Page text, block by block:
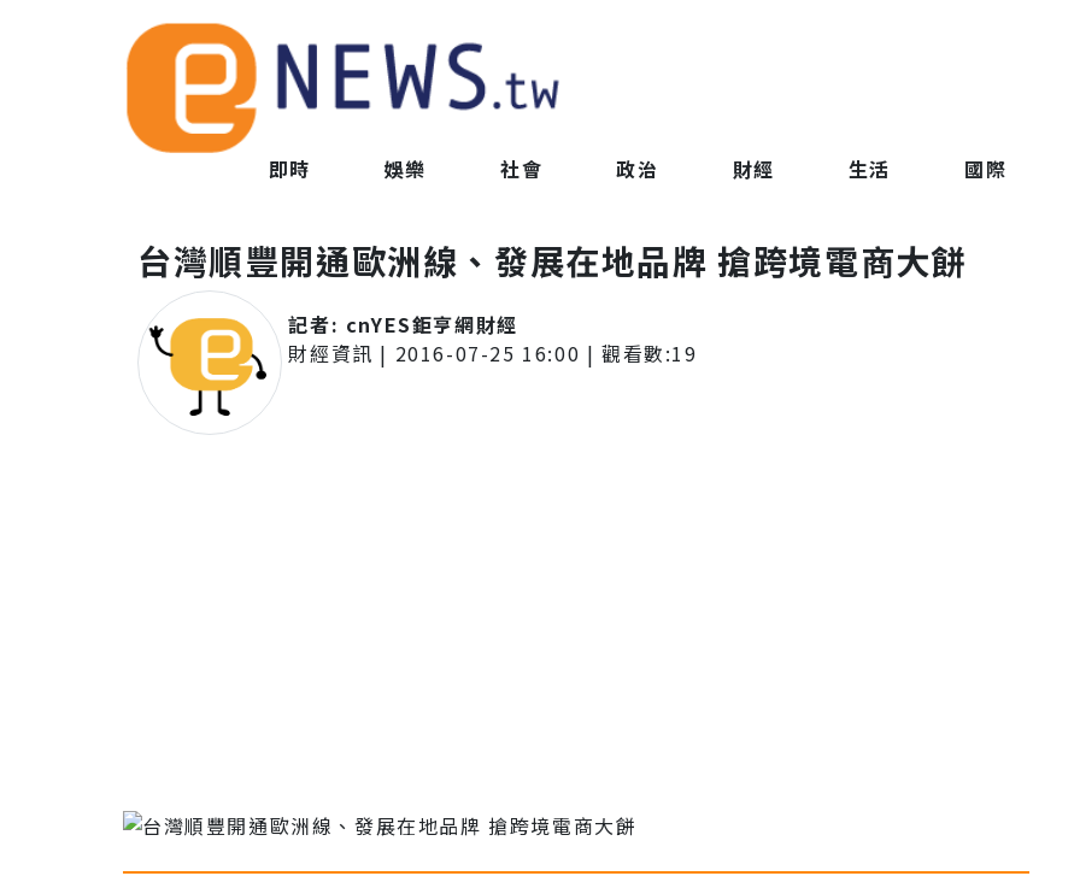
即時 娛樂 社會 政治 財經 生活 國際
台灣順豐開通歐洲線、發展在地品牌 搶跨境電商大餅
記者: cnYES鉅亨網財經
財經資訊 | 2016-07-25 16:00 | 觀看數:19